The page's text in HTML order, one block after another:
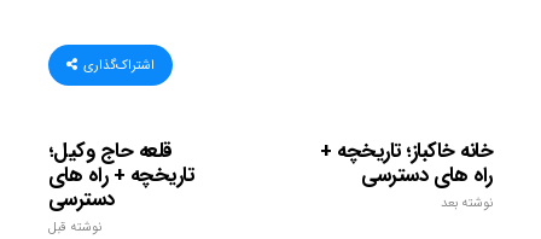
اشتراک‌گذاری
قلعه حاج وکیل؛
تاریخچه + راه های
دسترسی
نوشته قبل
خانه خاکباز؛ تاریخچه +
راه های دسترسی
نوشته بعد